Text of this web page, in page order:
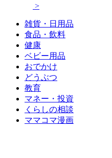
>
雑貨・日用品
食品・飲料
健康
ベビー用品
おでかけ
どうぶつ
教育
マネー・投資
くらしの相談
ママコマ漫画